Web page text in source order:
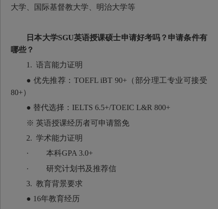
大学、国际基督教大学、明治大学等
日本大学SGU英语授课硕士申请好考吗？申请条件有
哪些？
1. 语言能力证明
● 优先推荐：TOEFL iBT 90+（部分理工专业可接受
80+）
● 替代选择：IELTS 6.5+/TOEIC L&R 800+
※ 英语授课经历者可申请豁免
2. 学术能力证明
· 本科GPA 3.0+
· 研究计划书及推荐信
3. 教育背景要求
● 16年教育经历